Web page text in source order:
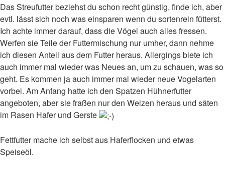
Das Streufutter beziehst du schon recht günstig, finde ich, aber
evtl. lässt sich noch was einsparen wenn du sortenrein fütterst.
Ich achte immer darauf, dass die Vögel auch alles fressen.
Werfen sie Teile der Futtermischung nur umher, dann nehme
ich diesen Anteil aus dem Futter heraus. Allergings biete ich
auch immer mal wieder was Neues an, um zu schauen, was so
geht. Es kommen ja auch immer mal wieder neue Vogelarten
vorbei. Am Anfang hatte ich den Spatzen Hühnerfutter
angeboten, aber sie fraßen nur den Weizen heraus und säten
im Rasen Hafer und Gerste
Fettfutter mache ich selbst aus Haferflocken und etwas
Speiseöl.